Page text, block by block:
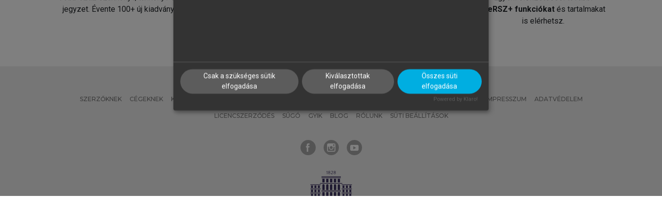
jegyzet. Évente 100+ új kiadvány.
MeRSZ+ funkciókat és tartalmakat
is elérhetsz.
SZERZŐKNEK CÉGEKNEK KÖNYVTÁROSOKNAK MI – ÁLTALÁNOS IRÁNYELVEK IMPRESSZUM ADATVÉDELEM
LICENCSZERZŐDÉS SÚGÓ GYIK BLOG RÓLUNK SÜTI BEÁLLÍTÁSOK
Csak a szükséges sütik
elfogadása
Kiválasztottak
elfogadása
Összes süti
elfogadása
Powered by Klaro!